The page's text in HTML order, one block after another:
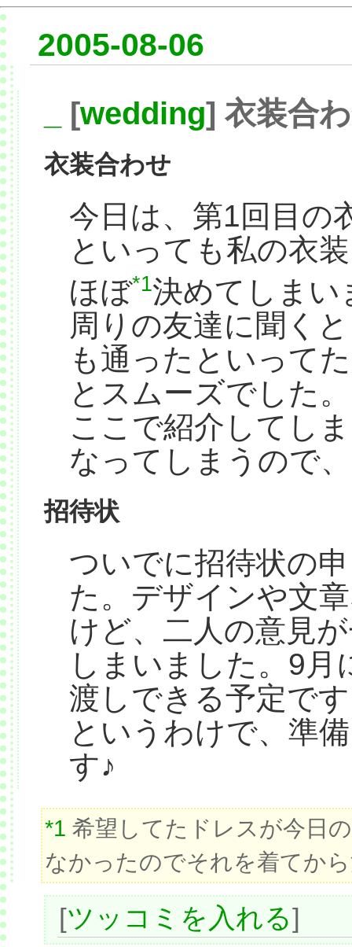
2005-08-06
[wedding] 衣装合
衣装合わせ
今日は、第1回目の
といっても私の衣
ほぼ*1決めてしまい
周りの友達に聞く
も通ったといって
とスムーズでした。
ここで紹介してし
なってしまうので
招待状
ついでに招待状の
た。デザインや文
けど、二人の意見
しまいました。9
渡しできる予定で
というわけで、準
す♪
*1 希望してたドレスが今日
なかったのでそれを着てか
[ツッコミを入れる]